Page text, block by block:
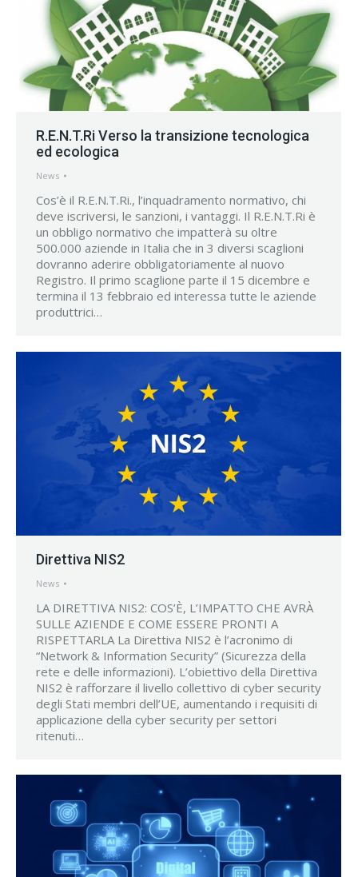
R.E.N.T.Ri Verso la transizione tecnologica
ed ecologica
News
Cos’è il R.E.N.T.Ri., l’inquadramento normativo, chi
deve iscriversi, le sanzioni, i vantaggi. Il R.E.N.T.Ri è
un obbligo normativo che impatterà su oltre
500.000 aziende in Italia che in 3 diversi scaglioni
dovranno aderire obbligatoriamente al nuovo
Registro. Il primo scaglione parte il 15 dicembre e
termina il 13 febbraio ed interessa tutte le aziende
produttrici…
Direttiva NIS2
News
LA DIRETTIVA NIS2: COS’È, L’IMPATTO CHE AVRÀ
SULLE AZIENDE E COME ESSERE PRONTI A
RISPETTARLA La Direttiva NIS2 è l’acronimo di
“Network & Information Security” (Sicurezza della
rete e delle informazioni). L’obiettivo della Direttiva
NIS2 è rafforzare il livello collettivo di cyber security
degli Stati membri dell’UE, aumentando i requisiti di
applicazione della cyber security per settori
ritenuti…